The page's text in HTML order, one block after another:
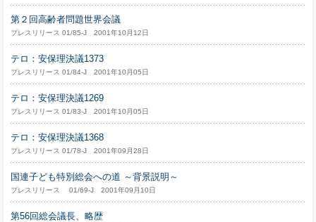
第２回高齢者問題世界会議
プレスリリース 01/85-J 2001年10月12日
テロ：安保理決議1373
プレスリリース 01/84-J 2001年10月05日
テロ：安保理決議1269
プレスリリース 01/83-J 2001年10月05日
テロ：安保理決議1368
プレスリリース 01/78-J 2001年09月28日
国連子ども特別総会への道 ～背景説明～
プレスリリース 01/69-J 2001年09月10日
第56回総会議長、略歴